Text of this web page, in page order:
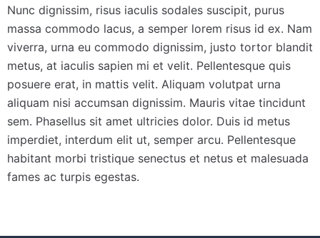
Nunc dignissim, risus iaculis sodales suscipit, purus
massa commodo lacus, a semper lorem risus id ex. Nam
viverra, urna eu commodo dignissim, justo tortor blandit
metus, at iaculis sapien mi et velit. Pellentesque quis
posuere erat, in mattis velit. Aliquam volutpat urna
aliquam nisi accumsan dignissim. Mauris vitae tincidunt
sem. Phasellus sit amet ultricies dolor. Duis id metus
imperdiet, interdum elit ut, semper arcu. Pellentesque
habitant morbi tristique senectus et netus et malesuada
fames ac turpis egestas.